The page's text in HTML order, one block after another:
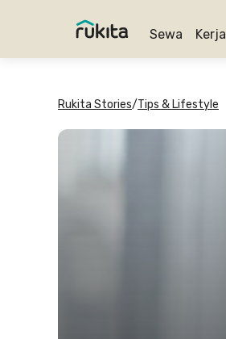
Sewa
Rukita Stories/Tips & Lifestyle